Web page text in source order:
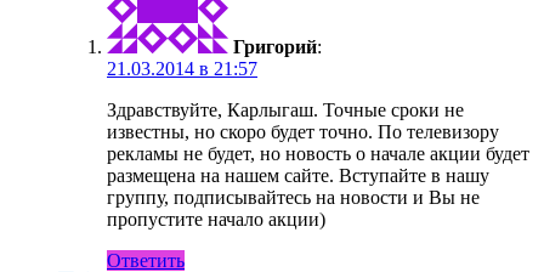
Григорий:
21.03.2014 в 21:57
Здравствуйте, Карлыгаш. Точные сроки не
известны, но скоро будет точно. По телевизору
рекламы не будет, но новость о начале акции будет
размещена на нашем сайте. Вступайте в нашу
группу, подписывайтесь на новости и Вы не
пропустите начало акции)
Ответить